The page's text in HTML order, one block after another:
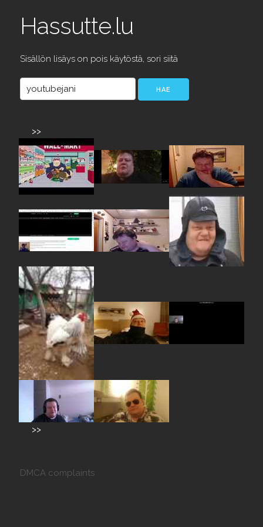
Hassutte.lu
Sisällön lisäys on pois käytöstä, sori siitä
>>
>>
DMCA complaints